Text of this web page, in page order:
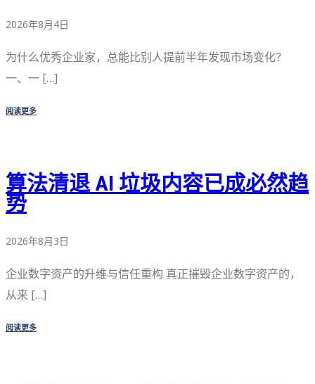
2026年8月4日
为什么优秀企业家，总能比别人提前半年发现市场变化？
一、一 […]
阅读更多
算法清退 AI 垃圾内容已成必然趋
势
2026年8月3日
企业数字资产的升维与信任重构 真正摧毁企业数字资产的，
从来 […]
阅读更多